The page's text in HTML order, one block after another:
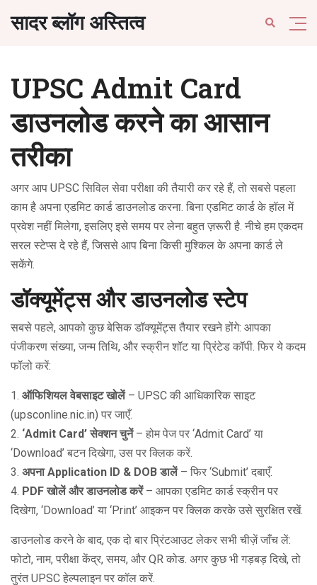
सादर ब्लॉग अस्तित्व
UPSC Admit Card
डाउनलोड करने का आसान
तरीका
अगर आप UPSC सिविल सेवा परीक्षा की तैयारी कर रहे हैं, तो सबसे पहला
काम है अपना एडमिट कार्ड डाउनलोड करना. बिना एडमिट कार्ड के हॉल में
प्रवेश नहीं मिलेगा, इसलिए इसे समय पर लेना बहुत ज़रूरी है. नीचे हम एकदम
सरल स्टेप्स दे रहे हैं, जिससे आप बिना किसी मुश्किल के अपना कार्ड ले
सकेंगे.
डॉक्यूमेंट्स और डाउनलोड स्टेप
सबसे पहले, आपको कुछ बेसिक डॉक्यूमेंट्स तैयार रखने होंगे: आपका
पंजीकरण संख्या, जन्म तिथि, और स्क्रीन शॉट या प्रिंटेड कॉपी. फिर ये कदम
फॉलो करें:
1. ऑफिशियल वेबसाइट खोलें– UPSC की आधिकारिक साइट
(upsconline.nic.in) पर जाएँ.
2. ‘Admit Card’ सेक्शन चुनें– होम पेज पर ‘Admit Card’ या
‘Download’ बटन दिखेगा, उस पर क्लिक करें.
3. अपना Application ID & DOB डालें– फिर ‘Submit’ दबाएँ.
4. PDF खोलें और डाउनलोड करें– आपका एडमिट कार्ड स्क्रीन पर
दिखेगा, ‘Download’ या ‘Print’ आइकन पर क्लिक करके उसे सुरक्षित रखें.
डाउनलोड करने के बाद, एक दो बार प्रिंटआउट लेकर सभी चीज़ें जाँच लें:
फोटो, नाम, परीक्षा केंद्र, समय, और QR कोड. अगर कुछ भी गड़बड़ दिखे, तो
तुरंत UPSC हेल्पलाइन पर कॉल करें.